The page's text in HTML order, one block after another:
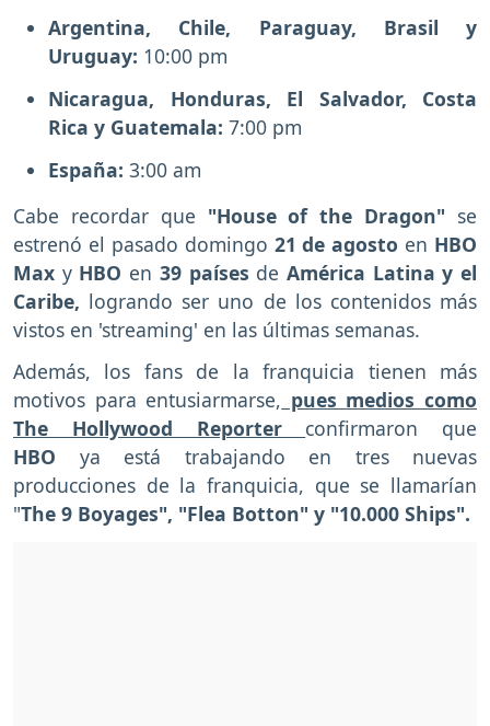
Argentina, Chile, Paraguay, Brasil y
Uruguay: 10:00 pm
Nicaragua, Honduras, El Salvador, Costa
Rica y Guatemala: 7:00 pm
España: 3:00 am
Cabe recordar que "House of the Dragon" se
estrenó el pasado domingo 21 de agosto en HBO
Max yHBO en 39 países de América Latina y el
Caribe, logrando ser uno de los contenidos más
vistos en 'streaming' en las últimas semanas.
Además, los fans de la franquicia tienen más
motivos para entusiarmarse, pues medios como
The Hollywood Reporter confirmaron que
HBO ya está trabajando en tres nuevas
producciones de la franquicia, que se llamarían
"The 9 Boyages", "Flea Botton" y "10.000 Ships".